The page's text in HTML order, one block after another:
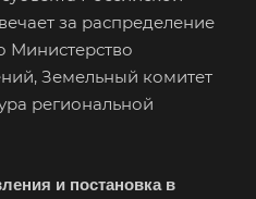
за распределение
Министерство
Земельный комитет
региональной
и постановка в